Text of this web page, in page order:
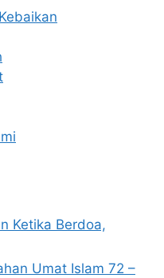
Ketika Berdoa,
Umat Islam 72 –